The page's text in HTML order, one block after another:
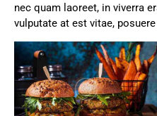
nec quam laoreet, in viverra
vulputate at est vitae,